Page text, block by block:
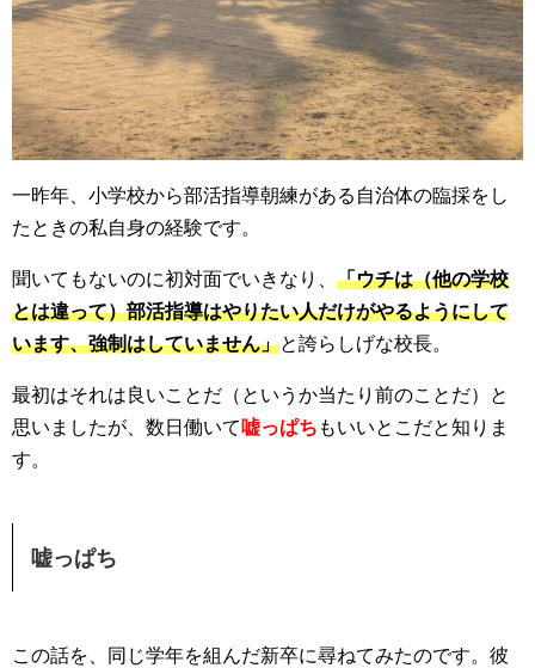
一昨年、小学校から部活指導朝練がある自治体の臨採をし
たときの私自身の経験です。
聞いてもないのに初対面でいきなり、 「ウチは（他の学校
とは違って）部活指導はやりたい人だけがやるようにして
います、強制はしていません」と誇らしげな校長。
最初はそれは良いことだ（というか当たり前のことだ）と
思いましたが、数日働いて 嘘っぱち もいいとこだと知りま
す。
嘘っぱち
この話を、同じ学年を組んだ新卒に尋ねてみたのです。彼